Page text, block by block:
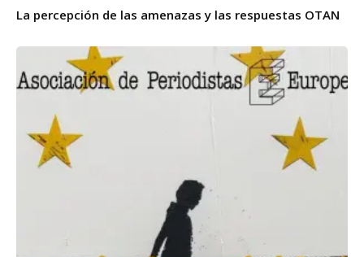
La percepción de las amenazas y las respuestas OTAN